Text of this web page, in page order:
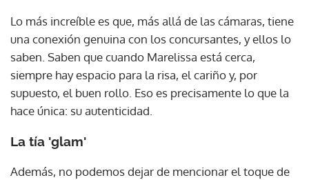
Lo más increíble es que, más allá de las cámaras, tiene
una conexión genuina con los concursantes, y ellos lo
saben. Saben que cuando Marelissa está cerca,
siempre hay espacio para la risa, el cariño y, por
supuesto, el buen rollo. Eso es precisamente lo que la
hace única: su autenticidad.
La tía 'glam'
Además, no podemos dejar de mencionar el toque de